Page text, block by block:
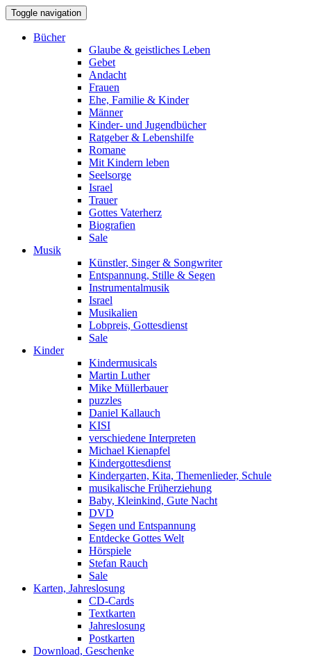
Toggle navigation
Bücher
Glaube & geistliches Leben
Gebet
Andacht
Frauen
Ehe, Familie & Kinder
Männer
Kinder- und Jugendbücher
Ratgeber & Lebenshilfe
Romane
Mit Kindern leben
Seelsorge
Israel
Trauer
Gottes Vaterherz
Biografien
Sale
Musik
Künstler, Singer & Songwriter
Entspannung, Stille & Segen
Instrumentalmusik
Israel
Musikalien
Lobpreis, Gottesdienst
Sale
Kinder
Kindermusicals
Martin Luther
Mike Müllerbauer
puzzles
Daniel Kallauch
KISI
verschiedene Interpreten
Michael Kienapfel
Kindergottesdienst
Kindergarten, Kita, Themenlieder, Schule
musikalische Früherziehung
Baby, Kleinkind, Gute Nacht
DVD
Segen und Entspannung
Entdecke Gottes Welt
Hörspiele
Stefan Rauch
Sale
Karten, Jahreslosung
CD-Cards
Textkarten
Jahreslosung
Postkarten
Download, Geschenke